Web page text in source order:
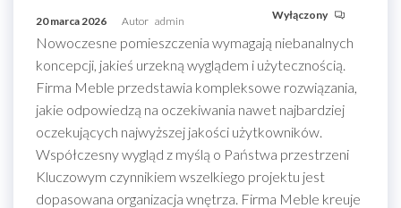
20 marca 2026 Autor admin Wyłączony
Nowoczesne pomieszczenia wymagają niebanalnych
koncepcji, jakieś urzekną wyglądem i użytecznością.
Firma Meble przedstawia kompleksowe rozwiązania,
jakie odpowiedzą na oczekiwania nawet najbardziej
oczekujących najwyższej jakości użytkowników.
Współczesny wygląd z myślą o Państwa przestrzeni
Kluczowym czynnikiem wszelkiego projektu jest
dopasowana organizacja wnętrza. Firma Meble kreuje